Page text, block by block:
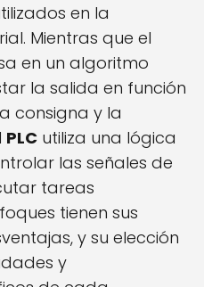
en la
Mientras que el
en un algoritmo
la salida en función
consigna y la
PLC utiliza una lógica
las señales de
tareas
tienen sus
y su elección
y